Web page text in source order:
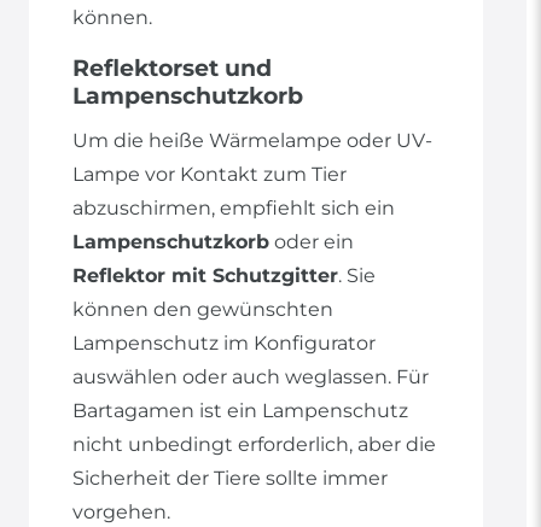
können.
Reflektorset und
Lampenschutzkorb
Um die heiße Wärmelampe oder UV-
Lampe vor Kontakt zum Tier
abzuschirmen, empfiehlt sich ein
Lampenschutzkorb oder ein
Reflektor mit Schutzgitter. Sie
können den gewünschten
Lampenschutz im Konfigurator
auswählen oder auch weglassen. Für
Bartagamen ist ein Lampenschutz
nicht unbedingt erforderlich, aber die
Sicherheit der Tiere sollte immer
vorgehen.